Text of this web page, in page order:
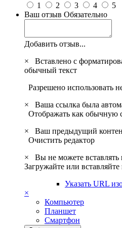
1
2 3 4
5
Ваш отзыв Обязательно
Добавить отзыв...
×
Вставлено с
обычный текст
Разрешено использовать
×
Ваша ссылка была
Отображать как обычную
×
Ваш предыдущий
Очистить редактор
×
Вы не можете
Загружайте или
Указать URL
×
Компьютер
Планшет
Смартфон